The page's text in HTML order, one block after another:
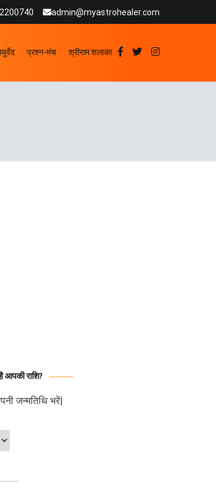
admin@myastrohealer.com
प्रश्न-मंच श्रीराम शलाका
आपकी राशि?
जन्मतिथि भरें|